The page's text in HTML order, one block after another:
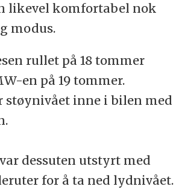
likevel komfortabel nok
modus.
rullet på 18 tommer
en på 19 tommer.
støynivået inne i bilen med
dessuten utstyrt med
for å ta ned lydnivået.